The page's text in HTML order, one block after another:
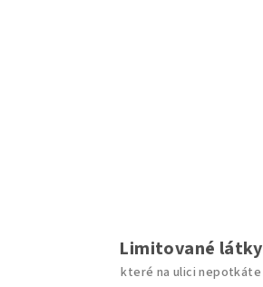
Limitované látky
které na ulici nepotkáte